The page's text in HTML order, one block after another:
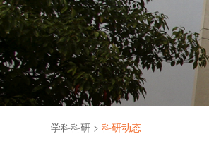
学科科研 > 科研动态